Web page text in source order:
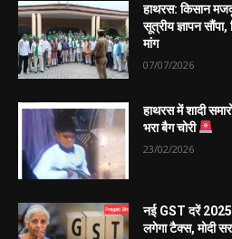
हाथरस: किसान
सूत्रीय ज्ञापन
मांग
07/07/2026
हाथरस में शादी
भरा बैग चोरी
23/02/2026
नई GST दरें
लगेगा टैक्स, मोदी